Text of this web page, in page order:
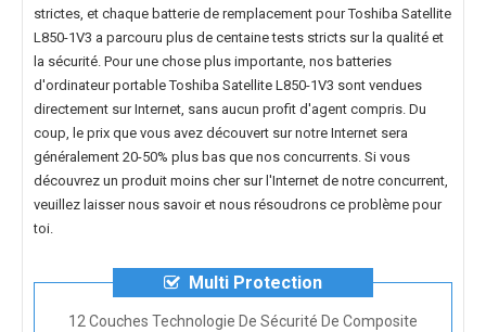
strictes, et chaque batterie de remplacement pour Toshiba Satellite
L850-1V3 a parcouru plus de centaine tests stricts sur la qualité et
la sécurité. Pour une chose plus importante, nos batteries
d'ordinateur portable Toshiba Satellite L850-1V3 sont vendues
directement sur Internet, sans aucun profit d'agent compris. Du
coup, le prix que vous avez découvert sur notre Internet sera
généralement 20-50% plus bas que nos concurrents. Si vous
découvrez un produit moins cher sur l'Internet de notre concurrent,
veuillez laisser nous savoir et nous résoudrons ce problème pour
toi.
Multi Protection
12 Couches Technologie De Sécurité De Composite